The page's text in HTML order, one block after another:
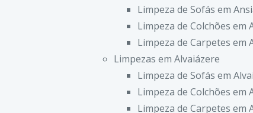
Limpeza de Sofás em
Limpeza de Colchões em
Limpeza de Carpetes em
Limpezas em Alvaiázere
Limpeza de Sofás em
Limpeza de Colchões em
Limpeza de Carpetes em